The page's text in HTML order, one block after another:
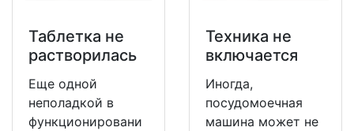
Таблетка не
растворилась
Еще одной
неполадкой в
функционировани
Техника не
включается
Иногда,
посудомоечная
машина может не